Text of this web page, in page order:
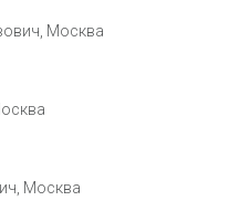
Москва
Москва